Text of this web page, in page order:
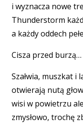
i wyznacza nowe
Thunderstorm
a każdy oddech
Cisza przed burzą…
Szałwia, muszkat
otwierają nutą
wisi w powietrzu
zmysłowo, trochę